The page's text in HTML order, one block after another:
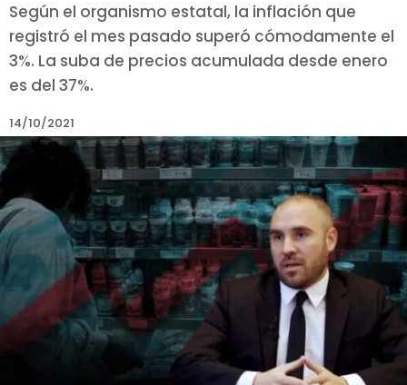
Según el organismo estatal, la inflación que
registró el mes pasado superó cómodamente el
3%. La suba de precios acumulada desde enero
es del 37%.
14/10/2021